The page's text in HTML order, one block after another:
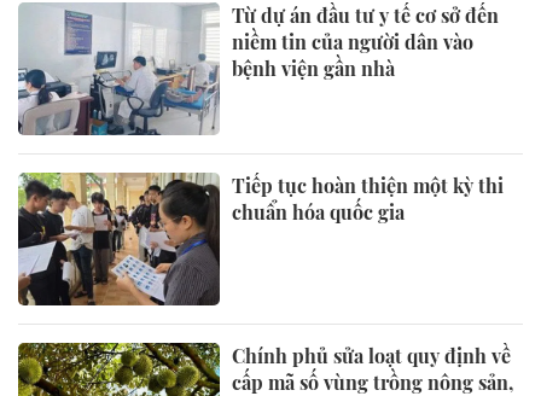
Từ dự án đầu tư y tế cơ sở đến
niềm tin của người dân vào
bệnh viện gần nhà
Tiếp tục hoàn thiện một kỳ thi
chuẩn hóa quốc gia
Chính phủ sửa loạt quy định về
cấp mã số vùng trồng nông sản,